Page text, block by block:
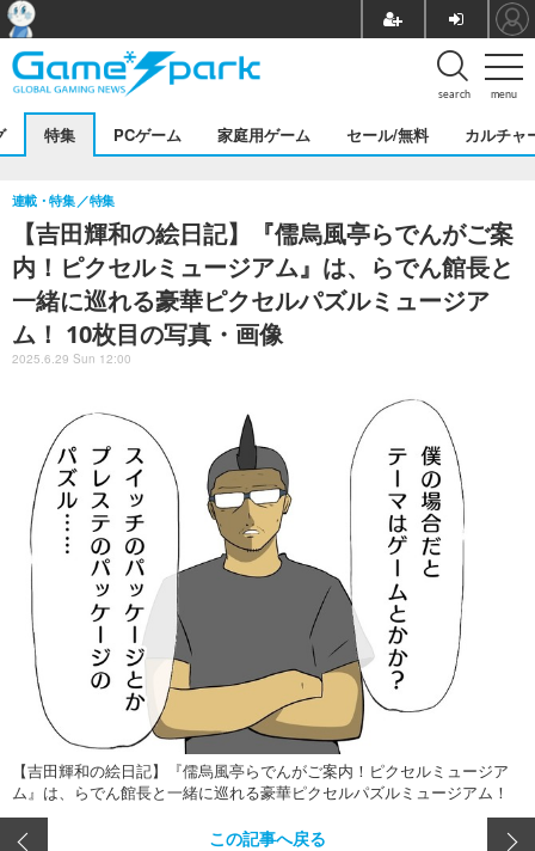
menu
search
特集 PCゲーム 家庭用ゲーム セール/無料 カルチャ
【吉田輝和の絵日記】『儒烏風亭らでんがご案
内！ピクセルミュージアム』は、らでん館長と
一緒に巡れる豪華ピクセルパズルミュージア
ム！ 10枚目の写真・画像
連載・特集 特集
2025.6.29 Sun 12:00
【吉田輝和の絵日記】『儒烏風亭らでんがご案内！ピクセルミュージア
ム』は、らでん館長と一緒に巡れる豪華ピクセルパズルミュージアム！
この記事へ戻る